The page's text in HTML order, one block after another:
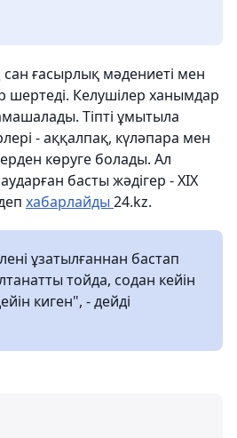
ғасырлық мәдениеті мен
Келушілер ханымдар
Тіпті ұмытыла
- аққалпақ, күләпара мен
көруге болады. Ал
басты жәдігер - XIX
хабарлайды 24.kz.
ұзатылғаннан бастап
тойда, содан кейін
киген", - дейді